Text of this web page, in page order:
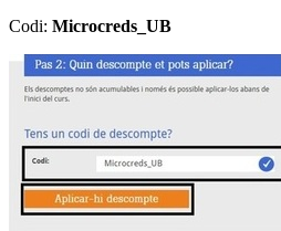
Codi: Microcreds_UB